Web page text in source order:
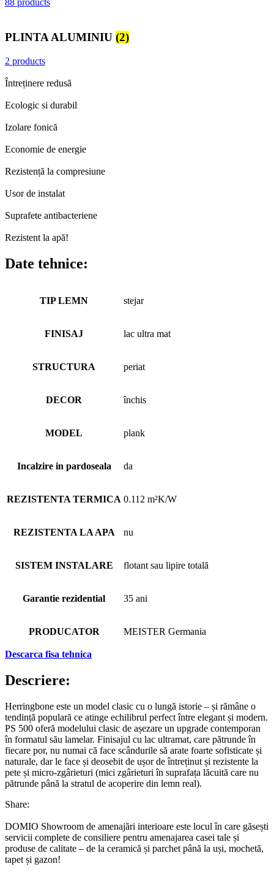
88 products
PLINTA ALUMINIU (2)
2 products
Întreținere redusă
Ecologic si durabil
Izolare fonică
Economie de energie
Rezistență la compresiune
Usor de instalat
Suprafete antibacteriene
Rezistent la apă!
Date tehnice:
TIP LEMN stejar
FINISAJ lac ultra mat
STRUCTURA periat
DECOR închis
MODEL plank
Incalzire in pardoseala da
REZISTENTA TERMICA 0.112 m²K/W
REZISTENTA LA APA nu
SISTEM INSTALARE flotant sau lipire totală
Garantie rezidential 35 ani
PRODUCATOR MEISTER Germania
Descarca fisa tehnica
Descriere:
Herringbone este un model clasic cu o lungă istorie – și rămâne o
tendință populară ce atinge echilibrul perfect între elegant și modern.
PS 500 oferă modelului clasic de așezare un upgrade contemporan
în formatul său lamelar. Finisajul cu lac ultramat, care pătrunde în
fiecare por, nu numai că face scândurile să arate foarte sofisticate și
naturale, dar le face și deosebit de ușor de întreținut și rezistente la
pete și micro-zgârieturi (mici zgârieturi în suprafața lăcuită care nu
pătrunde până la stratul de acoperire din lemn real).
Share:
DOMIO Showroom de amenajări interioare este locul în care găsești
servicii complete de consiliere pentru amenajarea casei tale și
produse de calitate – de la ceramică și parchet până la uși, mochetă,
tapet și gazon!